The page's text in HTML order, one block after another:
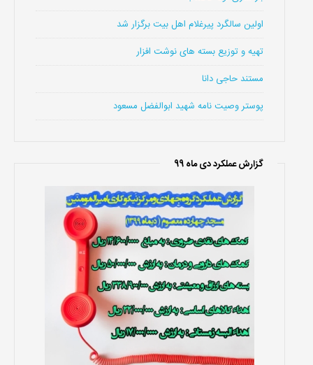
اولین سالگرد پیرغلام اهل بیت برگزار شد
تهیه و توزیع بسته های نوشت افزار
مستند حاجی دانا
پوستر وصیت نامه شهید ابوالفضل مسعود
گزارش عملکرد دی ماه 99